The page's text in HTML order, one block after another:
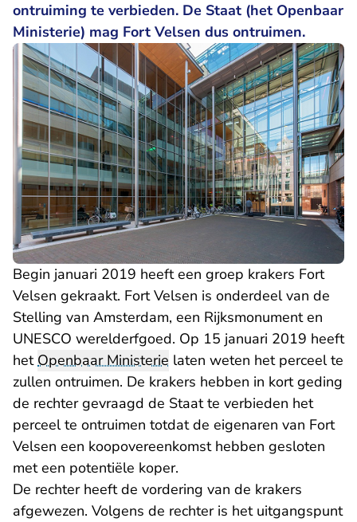
ontruiming te verbieden. De Staat (het Openbaar
Ministerie) mag Fort Velsen dus ontruimen.
Begin januari 2019 heeft een groep krakers Fort
Velsen gekraakt. Fort Velsen is onderdeel van de
Stelling van Amsterdam, een Rijksmonument en
UNESCO werelderfgoed. Op 15 januari 2019 heeft
hetOpenbaar Ministerie laten weten het perceel te
zullen ontruimen. De krakers hebben in kort geding
de rechter gevraagd de Staat te verbieden het
perceel te ontruimen totdat de eigenaren van Fort
Velsen een koopovereenkomst hebben gesloten
met een potentiële koper.
De rechter heeft de vordering van de krakers
afgewezen. Volgens de rechter is het uitgangspunt